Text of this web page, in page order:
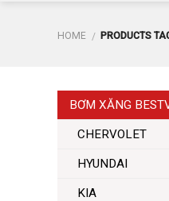
HOME / PRODUCTS
BƠM XĂNG
CHERVOLET
HYUNDAI
KIA